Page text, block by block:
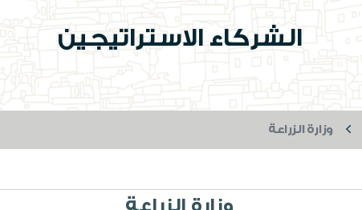
الشركاء الاستراتيجين
وزارة الزراعة
وزارة الزراعة